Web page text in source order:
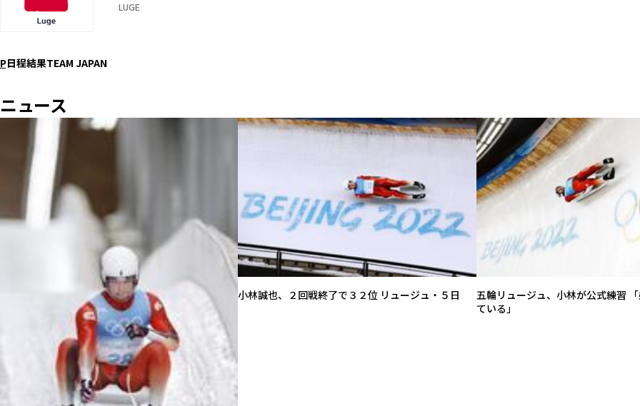
LUGE
日程結果TEAM JAPAN
ニュース
小林誠也、２回戦終了で３２位 リュージュ・５日
五輪リュージュ、小林が公式練習
ている」